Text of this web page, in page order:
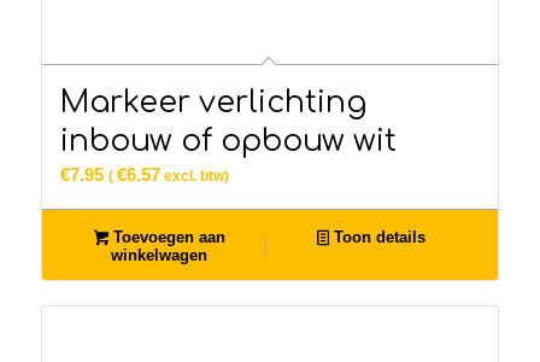
Markeer verlichting
inbouw of opbouw wit
€7.95 ( €6.57excl. btw)
Toevoegen aan
winkelwagen
Toon details